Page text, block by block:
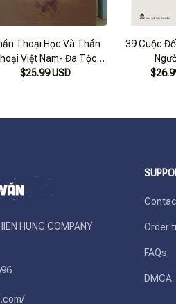
Thoại Học Và Thần
Việt Nam- Đa Tộc
Người
$25.99 USD
39 Cuộc
HUNG COMPANY
Order
FAQs
DMCA